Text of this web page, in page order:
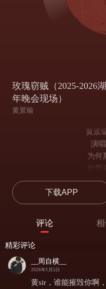
玫瑰窃贼（2025-2026
年晚会现场）
黄景瑜
黄景
演
为何
如梦
那曾在
被时
为何
为你付
蜗牛向海
下载APP
评论
精彩评论
__周自横__
2026年1月5日
黄sir，谁能摧毁你啊